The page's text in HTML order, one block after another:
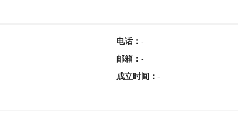
电话： -
邮箱 ： -
成立时间 ： -